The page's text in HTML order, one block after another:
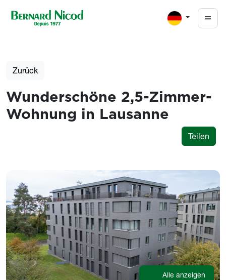
Zurück
Wunderschöne 2,5-Zimmer-
Wohnung in Lausanne
Teilen
Alle anzeigen